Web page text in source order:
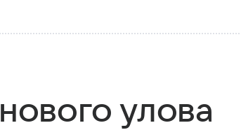
улова